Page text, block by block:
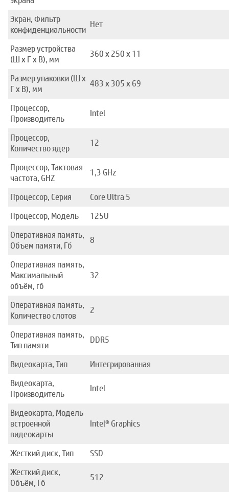
Экран, Фильтр
конфиденциальности
Нет
Размер устройства
(Ш x Г x В), мм
360 x 250 x 11
Размер упаковки (Ш x
Г x В), мм
483 x 305 x 69
Процессор,
Производитель
Intel
Процессор,
Количество ядер
12
Процессор, Тактовая
частота, GHZ
1,3 GHz
Процессор, Серия
Core Ultra 5
Процессор, Модель
125U
Оперативная память,
Объем памяти, Гб
8
Оперативная память,
Максимальный
объём, гб
32
Оперативная память,
Количество слотов
2
Оперативная память,
Тип памяти
DDR5
Видеокарта, Тип
Интегрированная
Видеокарта,
Производитель
Intel
Видеокарта, Модель
встроенной
видеокарты
Intel® Graphics
Жесткий диск, Тип
SSD
Жесткий диск,
Объём, Гб
512